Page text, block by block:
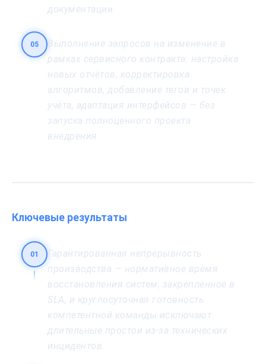
документации.
05
Выполнение запросов на изменение в
рамках сервисного контракта: настройка
новых отчётов, корректировка
алгоритмов, добавление тегов и точек
учёта, адаптация интерфейсов — без
запуска полноценного проекта
внедрения.
Ключевые результаты
01
Гарантированная непрерывность
производства — нормативное время
восстановления систем, закреплённое в
SLA, и круглосуточная готовность
компетентной команды исключают
длительные простои из-за технических
инцидентов.